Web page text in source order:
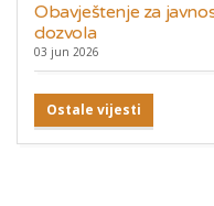
Obavještenje za
dozvola
03 jun 2026
Ostale vijesti